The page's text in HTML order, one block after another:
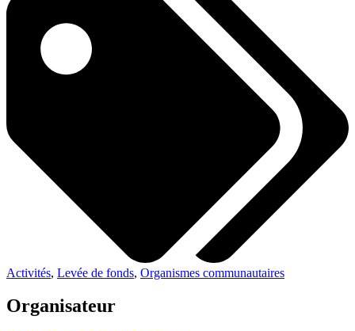
Activités, Levée de fonds, Organismes communautaires
Organisateur